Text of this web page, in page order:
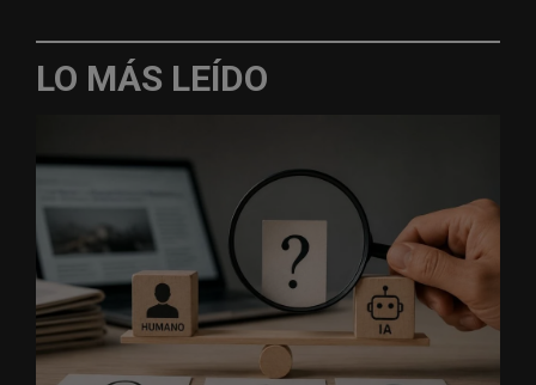
LO MÁS LEÍDO